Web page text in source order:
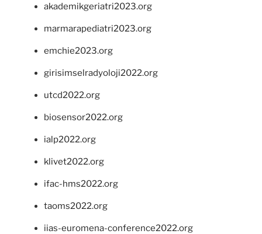
akademikgeriatri2023.org
marmarapediatri2023.org
emchie2023.org
girisimselradyoloji2022.org
utcd2022.org
biosensor2022.org
ialp2022.org
klivet2022.org
ifac-hms2022.org
taoms2022.org
iias-euromena-conference2022.org